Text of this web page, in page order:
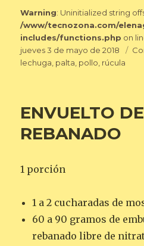
Warning: Uninitialized string
/www/tecnozona.com/
includes/functions.php on
Publicado
el
jueves 3 de mayo de 2018
lechuga, palta, pollo, rúcula
ENVUELTO
REBANADO
1 porción
1 a 2 cucharadas de
60 a 90 gramos de
rebanado libre de